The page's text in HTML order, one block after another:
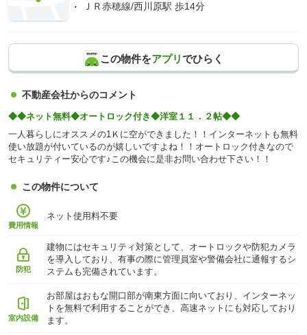
ＪＲ赤穂線/西川原駅 歩14分
この物件をアプリでひらく
不動産会社からのコメント
◆◆ネット無料◆オートロック付き◆洋室１１．２帖◆◆
一人暮らしにオススメの1Ｋに空ができました！！インターネットも無料
使い放題が付いているのが嬉しいですよね！！オートロック付きなので
セキュリティー安心です♪この機会に是非お問い合わせ下さい！！
この物件について
費用情報
ネット使用料不要
防犯
建物にはセキュリティ対策として、オートロックや防犯カメラ
を導入しており、有事の際に管理員室や警備会社に通報するシ
ステムも完備されています。
室内設備
お部屋はおもな開口部が南東方面に向いており、インターネッ
トを無料で利用することができ、高速ネットにも対応しており
ます。